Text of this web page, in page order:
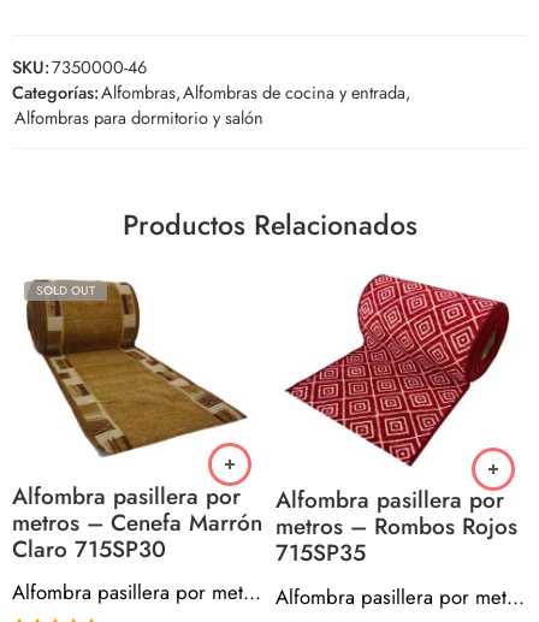
SKU:7350000-46
Categorías:Alfombras,Alfombras de cocina y entrada,
Alfombras para dormitorio y salón
Productos Relacionados
SOLD OUT
Alfombra pasillera por
metros – Cenefa Marrón
Claro 715SP30
Alfombra pasillera por metros – Cenefa Marrón Claro 715SP30
Alfombra pasillera por
metros – Rombos Rojos
715SP35
Alfombra pasillera por metros – Rombos Rojos 715SP35